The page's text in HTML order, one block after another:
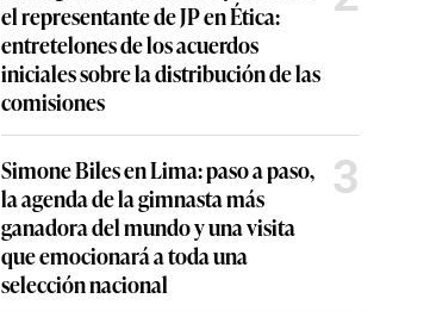
el representante de JP en Ética:
entretelones de los acuerdos
iniciales sobre la distribución de las
comisiones
Simone Biles en Lima: paso a paso,
la agenda de la gimnasta más
ganadora del mundo y una visita
que emocionará a toda una
selección nacional
3